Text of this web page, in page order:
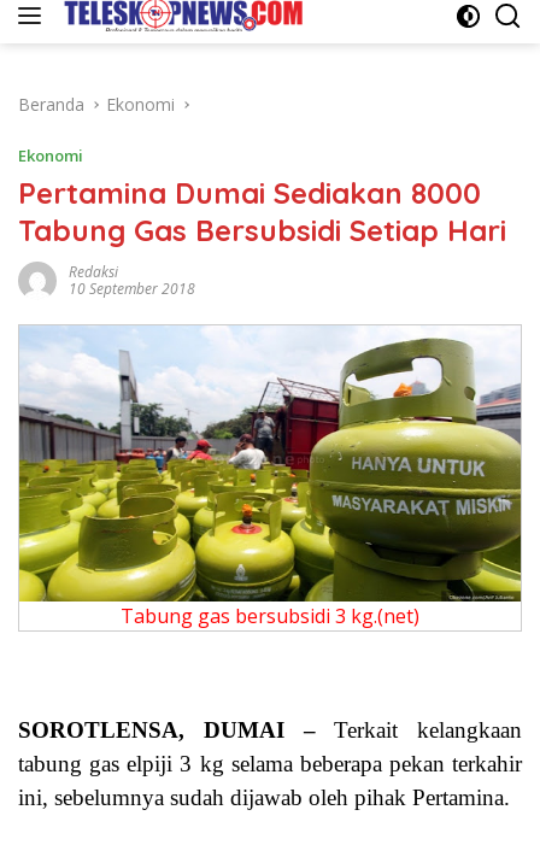
Beranda Ekonomi
Ekonomi
Pertamina Dumai Sediakan 8000
Tabung Gas Bersubsidi Setiap Hari
Redaksi
10 September 2018
Tabung gas bersubsidi 3 kg.(net)
SOROTLENSA, DUMAI –Terkait kelangkaan
tabung gas elpiji 3 kg selama beberapa pekan terkahir
ini, sebelumnya sudah dijawab oleh pihak Pertamina.